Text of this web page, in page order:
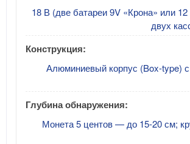
18 В (две батареи 9V «Крона» или
двух
Конструкция:
Алюминиевый корпус (Box-type)
Глубина обнаружения:
Монета 5 центов — до 15-20 см;